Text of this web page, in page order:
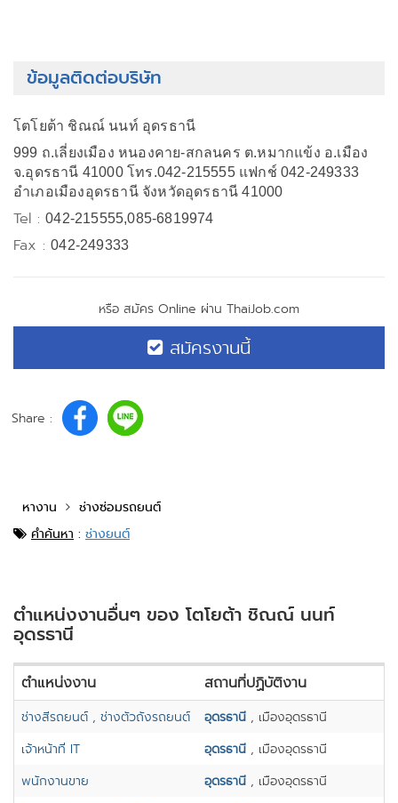
ข้อมูลติดต่อบริษัท
โตโยต้า ชิณณ์ นนท์ อุดรธานี
999 ถ.เลี่ยงเมือง หนองคาย-สกลนคร ต.หมากแข้ง อ.เมือง
จ.อุดรธานี 41000 โทร.042-215555 แฟกช์ 042-249333
อำเภอเมืองอุดรธานี จังหวัดอุดรธานี 41000
Tel :042-215555,085-6819974
Fax :042-249333
หรือ สมัคร Online ผ่าน ThaiJob.com
สมัครงานนี้
Share :
หางาน
ช่างซ่อมรถยนต์
คำค้นหา : ช่างยนต์
ตำแหน่งงานอื่นๆ ของ โตโยต้า ชิณณ์ นนท์
อุดรธานี
ตำแหน่งงาน สถานที่ปฏิบัติงาน
ช่างสีรถยนต์ , ช่างตัวถังรถยนต์ อุดรธานี , เมืองอุดรธานี
เจ้าหน้าที่ IT
อุดรธานี , เมืองอุดรธานี
พนักงานขาย
อุดรธานี , เมืองอุดรธานี